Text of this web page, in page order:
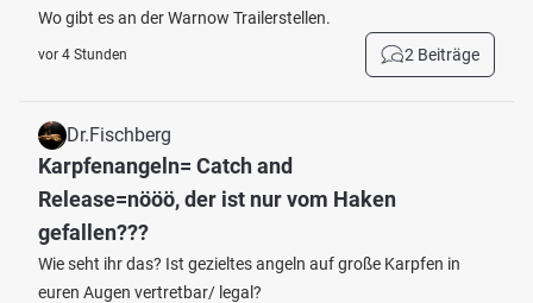
Wo gibt es an der Warnow Trailerstellen.
vor 4 Stunden 2 Beiträge
Dr.Fischberg
Karpfenangeln= Catch and
Release=nööö, der ist nur vom Haken
gefallen???
Wie seht ihr das? Ist gezieltes angeln auf große Karpfen in
euren Augen vertretbar/ legal?